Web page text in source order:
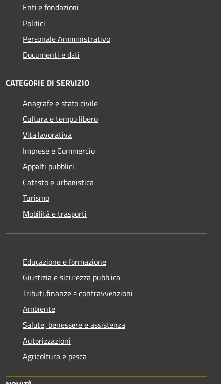
Enti e fondazioni
Politici
Personale Amministrativo
Documenti e dati
CATEGORIE DI SERVIZIO
Anagrafe e stato civile
Cultura e tempo libero
Vita lavorativa
Imprese e Commercio
Appalti pubblici
Catasto e urbanistica
Turismo
Mobilità e trasporti
Educazione e formazione
Giustizia e sicurezza pubblica
Tributi,finanze e contravvenzioni
Ambiente
Salute, benessere e assistenza
Autorizzazioni
Agricoltura e pesca